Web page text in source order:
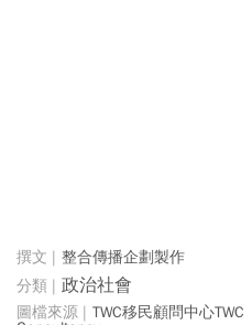
整合傳播企劃製作
政治社會
TWC移民顧問中心TWC